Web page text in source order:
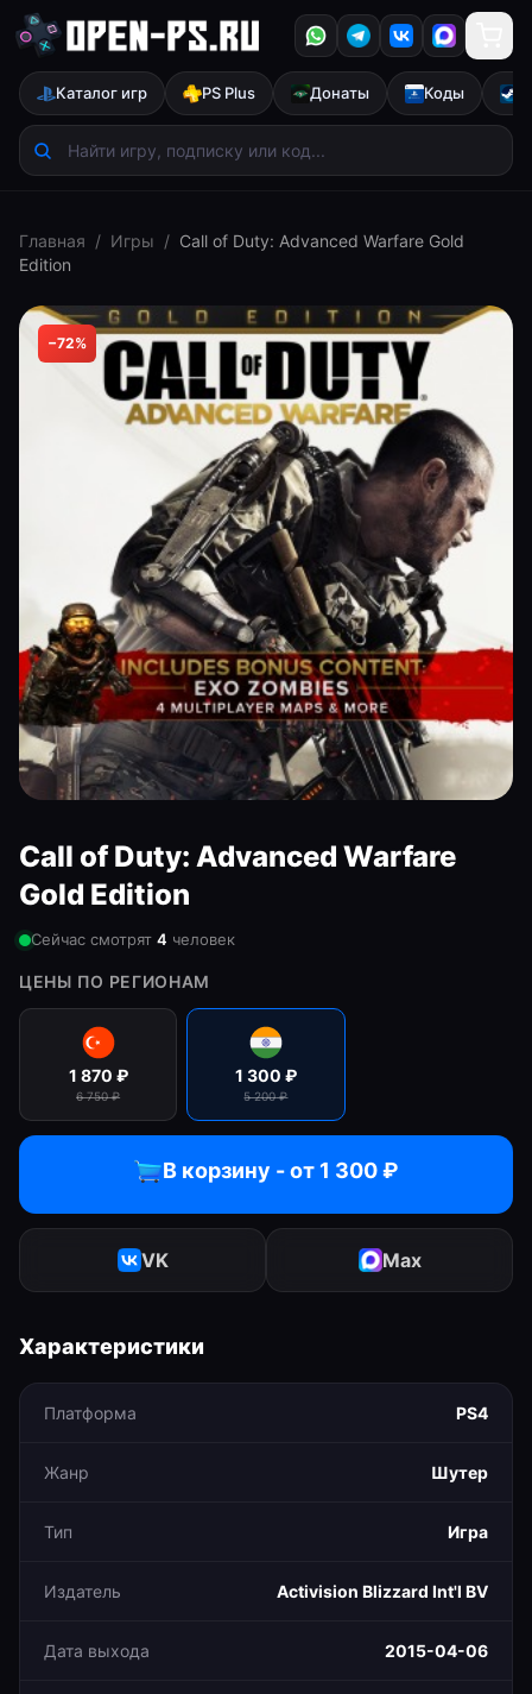
Каталог игр PS Plus Донаты Коды
Главная / Игры / Call of Duty: Advanced Warfare Gold
Edition
−72%
Call of Duty: Advanced Warfare
Gold Edition
Сейчас смотрят 4 человек
ЦЕНЫ ПО РЕГИОНАМ
1 870 ₽
6 750₽
1 300 ₽
5 200₽
В корзину - от 1 300₽
VK Max
Характеристики
Платформа PS4
Жанр Шутер
Тип Игра
Издатель Activision Blizzard Int'l BV
Дата выхода 2015-04-06